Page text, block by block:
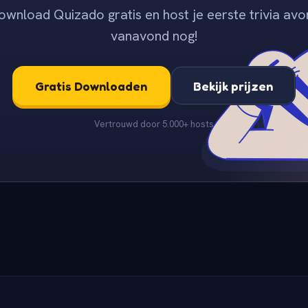
Quizado gratis en host je eerste trivia
vanavond nog!
Gratis Downloaden Bekijk prijzen
Vertrouwd door 5.000+ hosts